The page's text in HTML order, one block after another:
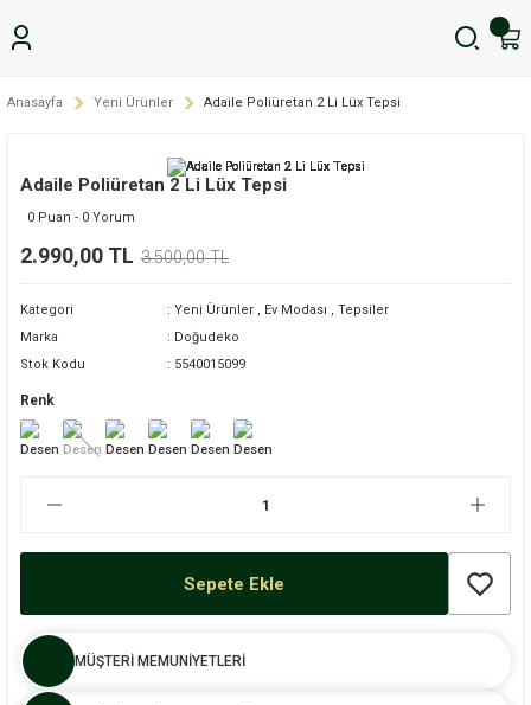
Anasayfa Yeni Ürünler Adaile Poliüretan 2 Li Lüx Tepsi
Adaile Poliüretan 2 Li Lüx Tepsi
0 Puan - 0 Yorum
2.990,00 TL 3.500,00 TL
Kategori Yeni Ürünler , Ev Modası ,Tepsiler
Marka
Doğudeko
Stok Kodu
5540015099
Renk
Sepete Ekle
MÜŞTERİ MEMUNİYETLERİ